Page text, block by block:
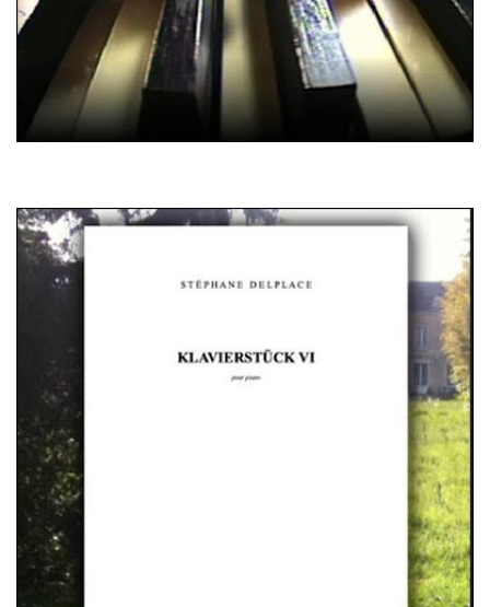
Klavierstück VI (partition)